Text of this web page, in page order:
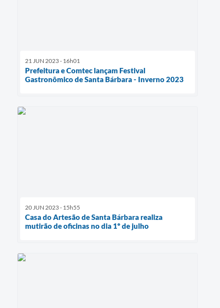
21 JUN 2023 - 16h01
Prefeitura e Comtec lançam Festival
Gastronômico de Santa Bárbara - Inverno 2023
20 JUN 2023 - 15h55
Casa do Artesão de Santa Bárbara realiza
mutirão de oficinas no dia 1º de julho